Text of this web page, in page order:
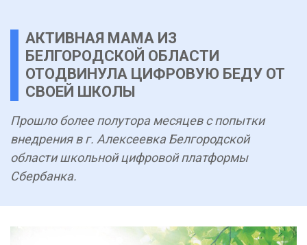
АКТИВНАЯ МАМА ИЗ
БЕЛГОРОДСКОЙ ОБЛАСТИ
ОТОДВИНУЛА ЦИФРОВУЮ БЕДУ ОТ
СВОЕЙ ШКОЛЫ
Прошло более полутора месяцев с попытки
внедрения в г. Алексеевка Белгородской
области школьной цифровой платформы
Сбербанка.